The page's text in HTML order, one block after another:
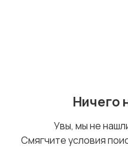
Ничего
Увы, мы не
Смягчите условия